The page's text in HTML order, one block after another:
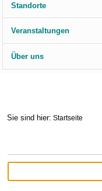
Standorte
Veranstaltungen
Über uns
Sie sind hier: Startseite